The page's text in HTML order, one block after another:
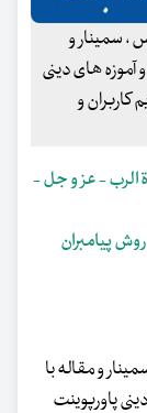
، سمینار و
آموزه های دینی
کاربران و
الرب - عز و جل -
پیامبران
و مقاله با
پاورپوینت